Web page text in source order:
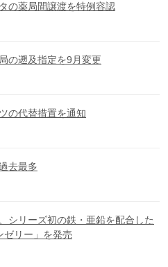
の薬局間譲渡を特例容認
の遡及指定を9月変更
の代替措置を通知
去最多
シリーズ初の鉄・亜鉛を配合した
ゼリー」を発売